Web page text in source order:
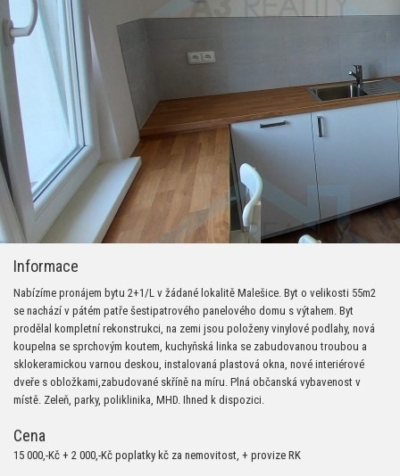
Informace
Nabízíme pronájem bytu 2+1/L v žádané lokalitě Malešice. Byt o velikosti 55m2
se nachází v pátém patře šestipatrového panelového domu s výtahem. Byt
prodělal kompletní rekonstrukci, na zemi jsou položeny vinylové podlahy, nová
koupelna se sprchovým koutem, kuchyňská linka se zabudovanou troubou a
sklokeramickou varnou deskou, instalovaná plastová okna, nové interiérové
dveře s obložkami,zabudované skříně na míru. Plná občanská vybavenost v
místě. Zeleň, parky, poliklinika, MHD. Ihned k dispozici.
Cena
15 000,-Kč + 2 000,-Kč poplatky kč za nemovitost, + provize RK